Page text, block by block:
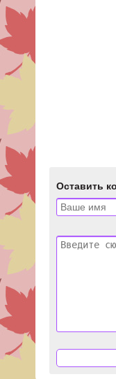
Оставить